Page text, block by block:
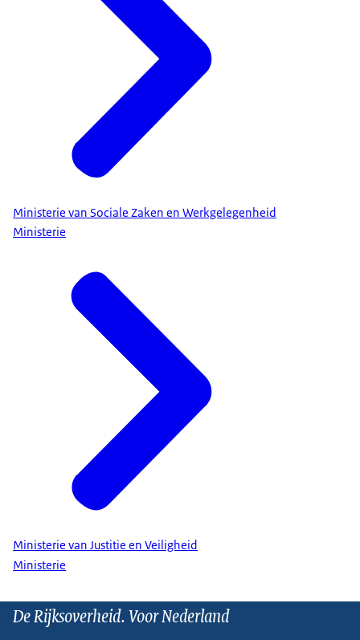
Ministerie van Sociale Zaken en Werkgelegenheid
Ministerie
Ministerie van Justitie en Veiligheid
Ministerie
De Rijksoverheid. Voor Nederland